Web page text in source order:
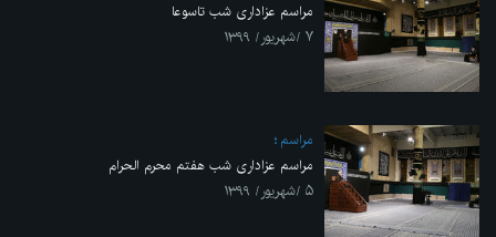
مراسم عزاداری شب تاسوعا
۷ /شهریور/ ۱۳۹۹
مراسم
مراسم عزاداری شب هفتم محرم الحرام
۵ /شهریور/ ۱۳۹۹